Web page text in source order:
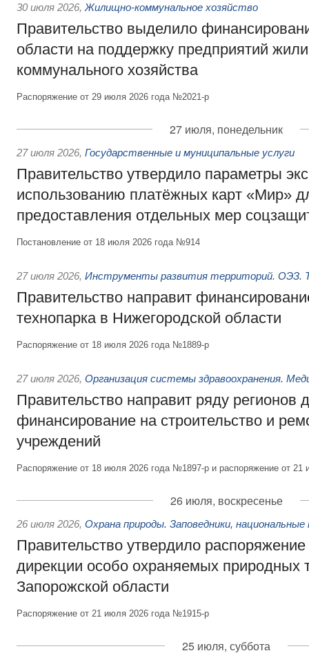
30 июля 2026, Жилищно-коммунальное хозяйство
Правительство выделило
области на поддержку предприятий
коммунального хозяйства
Распоряжение от 29 июля 2026 года №2021-р
27 июля, понедельник
27 июля 2026, Государственные и муниципальные услуги
Правительство утвердило параметры
использованию платёжных карт «Мир»
предоставления отдельных мер
Постановление от 18 июля 2026 года №914
27 июля 2026, Инструменты развития территорий. ОЭЗ.
Правительство направит
технопарка в Нижегородской области
Распоряжение от 18 июля 2026 года №1889-р
27 июля 2026, Организация системы здравоохранения.
Правительство направит ряду регионов
финансирование на строительство и
учреждений
Распоряжение от 18 июля 2026 года №1897-р и распоряжение от
26 июля, воскресенье
26 июля 2026, Охрана природы. Заповедники, национальные
Правительство утвердило
дирекции особо охраняемых природных
Запорожской области
Распоряжение от 21 июля 2026 года №1915-р
25 июля, суббота